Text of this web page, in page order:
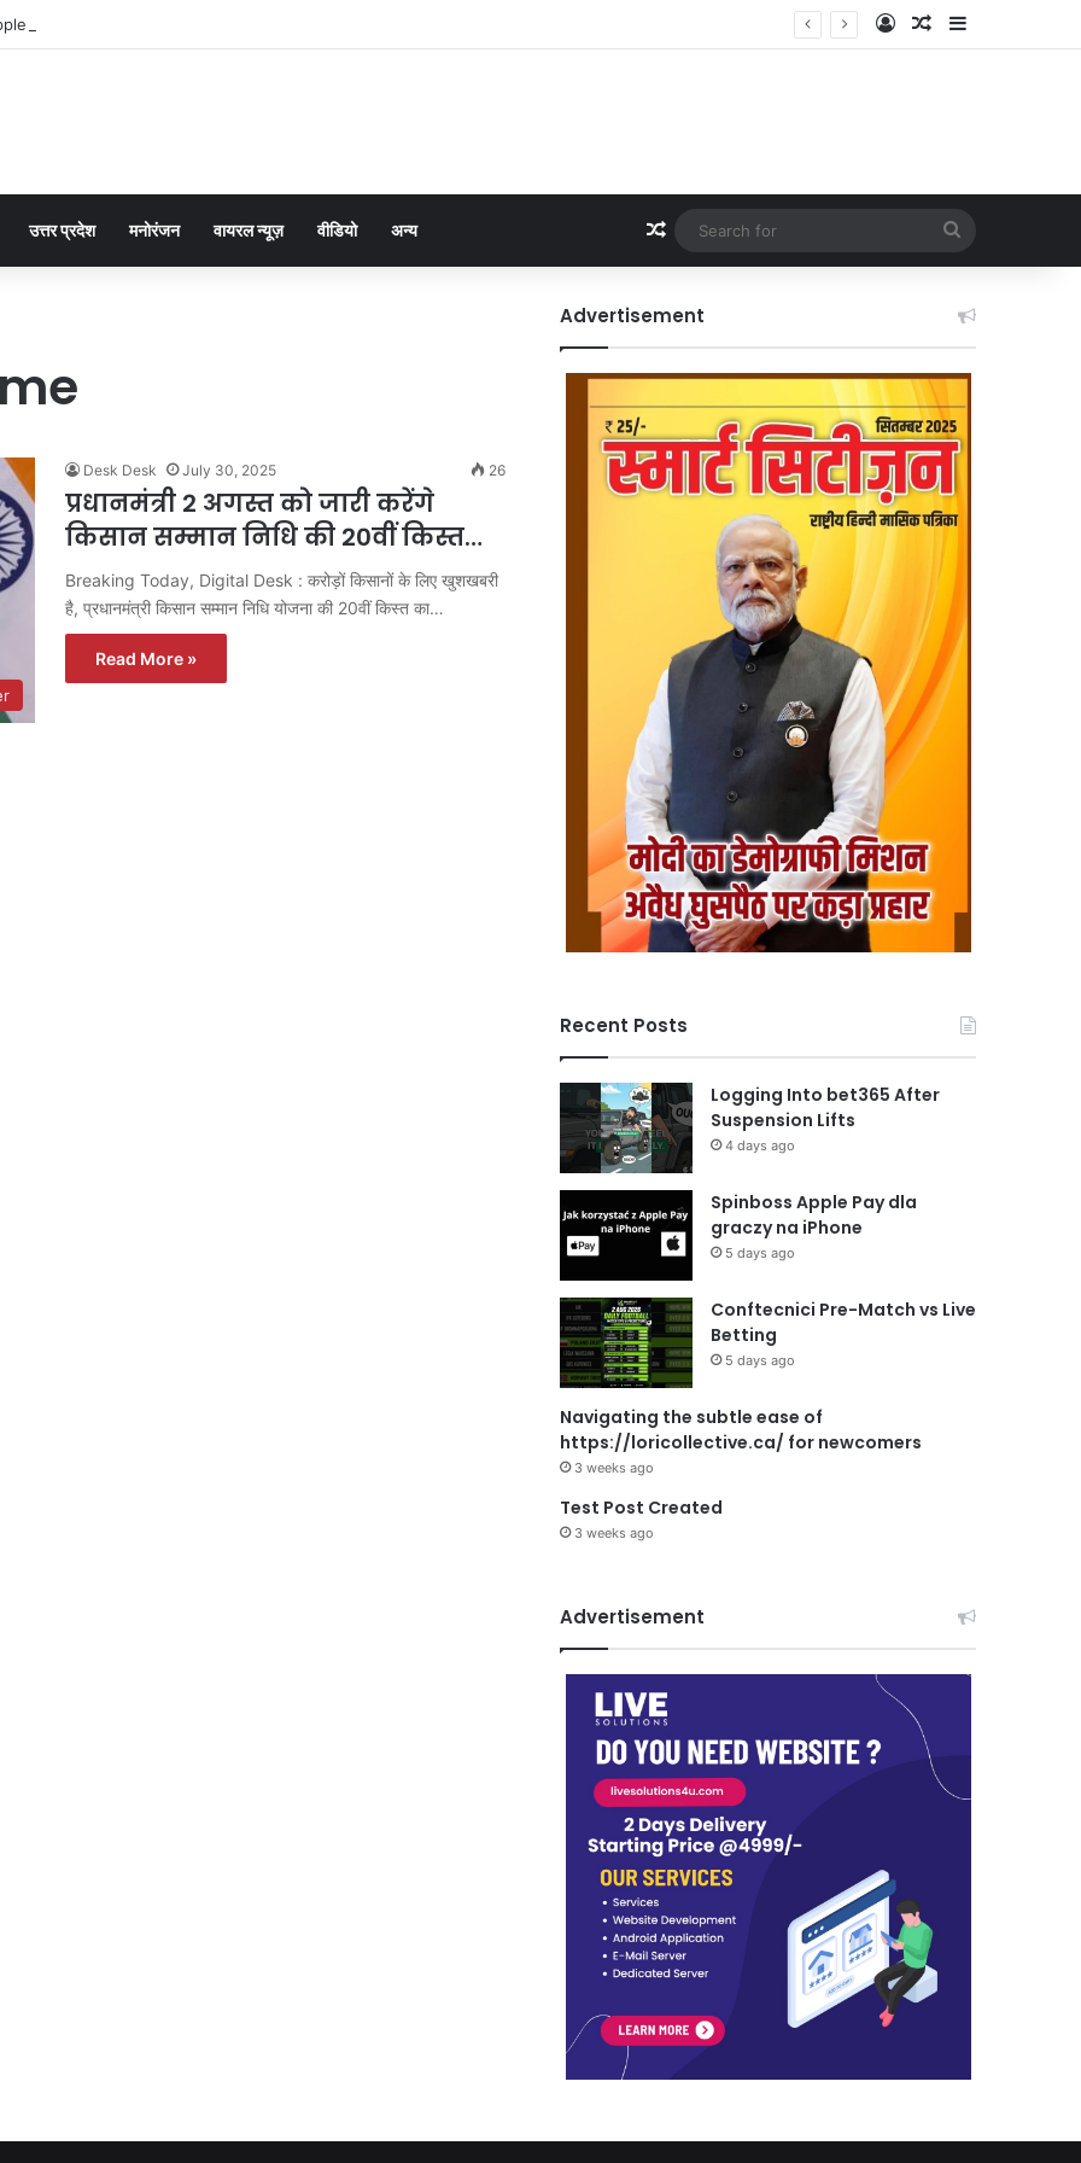
Pay dla graczy na iPhone Log InRandom Article
Sidebar
उत्तर प्रदेश मनोरंजन वायरल न्यूज़ वीडियो अन्य Random Article
for
Desk Desk July 30, 2025 26
प्रधानमंत्री 2 अगस्त को जारी करेंगे
किसान सम्मान निधि की 20वीं किस्त…
Breaking Today, Digital Desk : करोड़ों किसानों के लिए खुशखबरी
है, प्रधानमंत्री किसान सम्मान निधि योजना की 20वीं किस्त का…
Read More »
Advertisement
Recent Posts
Logging Into bet365 After
Suspension Lifts
4 days ago
Spinboss Apple Pay dla
graczy na iPhone
5 days ago
Conftecnici Pre-Match vs Live
Betting
5 days ago
Navigating the subtle ease of
https://loricollective.ca/ for newcomers
3 weeks ago
Test Post Created
3 weeks ago
Advertisement